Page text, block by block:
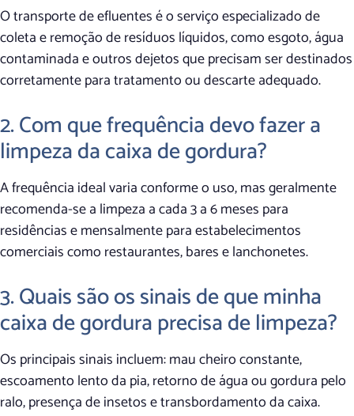
O transporte de efluentes é o serviço especializado de
coleta e remoção de resíduos líquidos, como esgoto, água
contaminada e outros dejetos que precisam ser destinados
corretamente para tratamento ou descarte adequado.
2. Com que frequência devo fazer a
limpeza da caixa de gordura?
A frequência ideal varia conforme o uso, mas geralmente
recomenda-se a limpeza a cada 3 a 6 meses para
residências e mensalmente para estabelecimentos
comerciais como restaurantes, bares e lanchonetes.
3. Quais são os sinais de que minha
caixa de gordura precisa de limpeza?
Os principais sinais incluem: mau cheiro constante,
escoamento lento da pia, retorno de água ou gordura pelo
ralo, presença de insetos e transbordamento da caixa.